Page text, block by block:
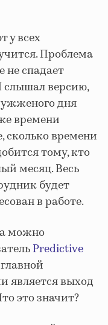
у всех
Проблема
не спадает
слышал версию,
дня
времени
сколько времени
тому, кто
месяц. Весь
будет
в работе.
можно
Predictive
является выход
это значит?